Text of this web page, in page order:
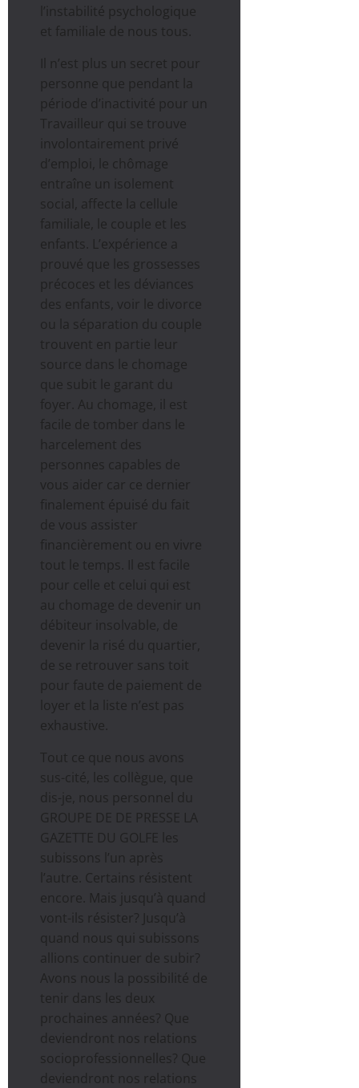
l’instabilité psychologique
et familiale de nous tous.
Il n’est plus un secret pour
personne que pendant la
période d’inactivité pour un
Travailleur qui se trouve
involontairement privé
d’emploi, le chômage
entraîne un isolement
social, affecte la cellule
familiale, le couple et les
enfants. L’expérience a
prouvé que les grossesses
précoces et les déviances
des enfants, voir le divorce
ou la séparation du couple
trouvent en partie leur
source dans le chomage
que subit le garant du
foyer. Au chomage, il est
facile de tomber dans le
harcelement des
personnes capables de
vous aider car ce dernier
finalement épuisé du fait
de vous assister
financièrement ou en vivre
tout le temps. Il est facile
pour celle et celui qui est
au chomage de devenir un
débiteur insolvable, de
devenir la risé du quartier,
de se retrouver sans toit
pour faute de paiement de
loyer et la liste n’est pas
exhaustive.
Tout ce que nous avons
sus-cité, les collègue, que
dis-je, nous personnel du
GROUPE DE DE PRESSE LA
GAZETTE DU GOLFE les
subissons l’un après
l’autre. Certains résistent
encore. Mais jusqu’à quand
vont-ils résister? Jusqu’à
quand nous qui subissons
allions continuer de subir?
Avons nous la possibilité de
tenir dans les deux
prochaines années? Que
deviendront nos relations
socioprofessionnelles? Que
deviendront nos relations